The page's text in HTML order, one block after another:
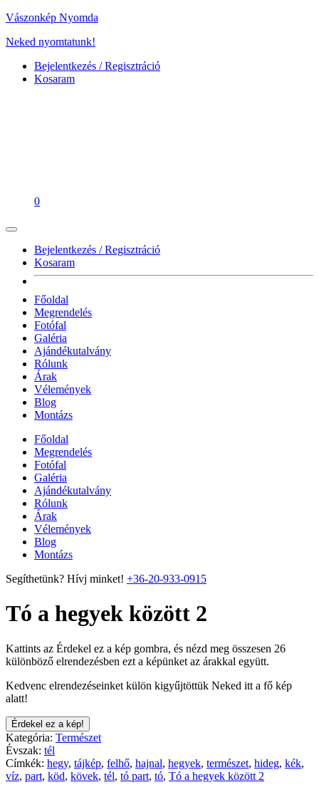
Vászonkép Nyomda
Neked nyomtatunk!
Bejelentkezés / Regisztráció
Kosaram
0
Bejelentkezés / Regisztráció
Kosaram
Főoldal
Megrendelés
Fotófal
Galéria
Ajándékutalvány
Rólunk
Árak
Vélemények
Blog
Montázs
Főoldal
Megrendelés
Fotófal
Galéria
Ajándékutalvány
Rólunk
Árak
Vélemények
Blog
Montázs
Segíthetünk? Hívj minket! +36-20-933-0915
Tó a hegyek között 2
Kattints az Érdekel ez a kép gombra, és nézd meg összesen 26
különböző elrendezésben ezt a képünket az árakkal együtt.
Kedvenc elrendezéseinket külön kigyűjtöttük Neked itt a fő kép
alatt!
Érdekel ez a kép!
Kategória: Természet
Évszak: tél
Címkék: hegy, tájkép, felhő, hajnal, hegyek, természet, hideg, kék,
víz, part, köd, kövek, tél, tó part, tó, Tó a hegyek között 2